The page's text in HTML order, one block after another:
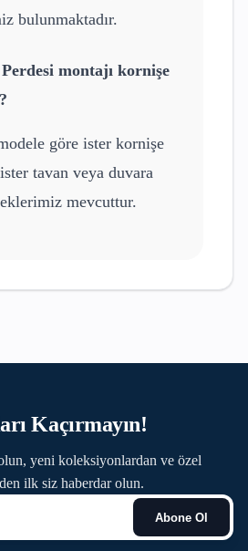
bulunmaktadır.
montajı kornişe
göre ister kornişe
tavan veya duvara
mevcuttur.
Kaçırmayın!
yeni koleksiyonlardan ve özel
ilk siz haberdar olun.
Abone Ol